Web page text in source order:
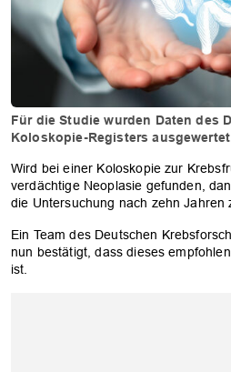
Für die Studie wurden Daten des
Koloskopie-Registers
Wird bei einer Koloskopie zur
verdächtige Neoplasie gefunden,
die Untersuchung nach zehn Jahren
Ein Team des Deutschen
nun bestätigt, dass dieses
ist.